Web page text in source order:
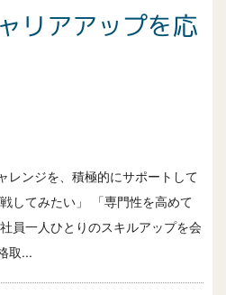
リアアップを応
レンジを、積極的にサポートして
してみたい」 「専門性を高めて
員一人ひとりのスキルアップを会
取...